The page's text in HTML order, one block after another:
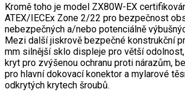
Kromě toho je model ZX80W-EX
ATEX/IECEx Zone 2/22 pro bezpečnost
nebezpečných a/nebo potenciálně
Mezi další jiskrově bezpečné konstrukční
mm silnější sklo displeje pro větší
kryt pro zvýšenou ochranu proti nárazům,
pro hlavní dokovací konektor a mylarové
odkrytých krytech šroubů.